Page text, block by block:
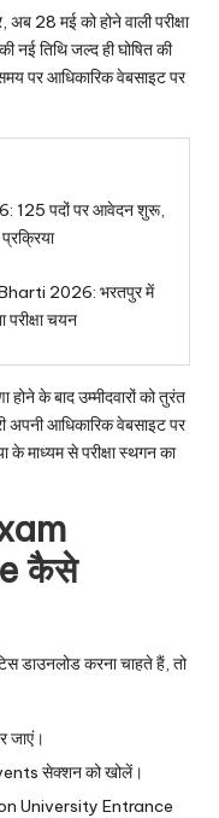
28 मई को होने वाली परीक्षा
नई तिथि जल्द ही घोषित की
पर आधिकारिक वेबसाइट पर
125 पदों पर आवेदन शुरू,
प्रक्रिया
2026: भरतपुर में
परीक्षा चयन
के बाद उम्मीदवारों को तुरंत
अपनी आधिकारिक वेबसाइट पर
के माध्यम से परीक्षा स्थगन का
कैसे
डाउनलोड करना चाहते हैं, तो
जाएं।
सेक्शन को खोलें।
University Entrance